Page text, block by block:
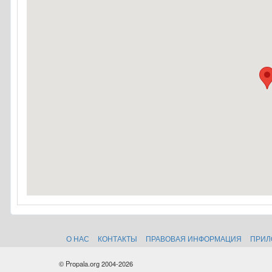
О НАС КОНТАКТЫ ПРАВОВАЯ ИНФОРМАЦИЯ
© Propala.org 2004-2026